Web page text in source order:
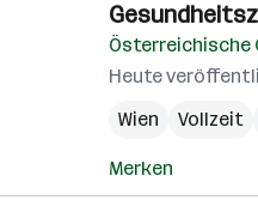
Österreichische
Heute
Wien
Vollzeit
Merken